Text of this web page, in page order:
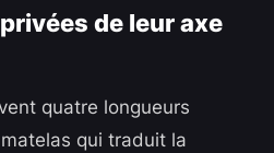
de leur axe
quatre longueurs
qui traduit la